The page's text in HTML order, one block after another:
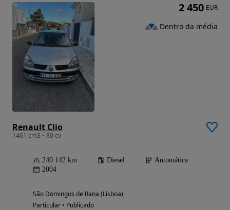
Renault Clio
1461 cm3 • 80 cv
240 142 km Diesel
Automática
2004
São Domingos de Rana (Lisboa)
Particular • Publicado
2 450 EUR
Dentro da média